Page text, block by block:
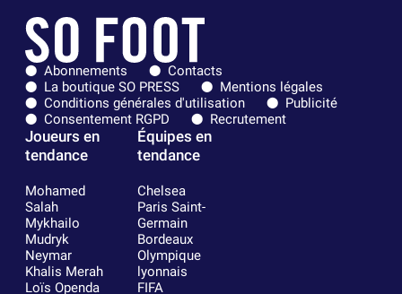
Abonnements
Contacts
La boutique SO PRESS
Mentions légales
Conditions générales d'utilisation
Publicité
Consentement RGPD
Recrutement
Joueurs en
tendance
Mohamed
Salah
Mykhailo
Mudryk
Neymar
Khalis Merah
Loïs Openda
Équipes en
tendance
Chelsea
Paris Saint-
Germain
Bordeaux
Olympique
lyonnais
FIFA